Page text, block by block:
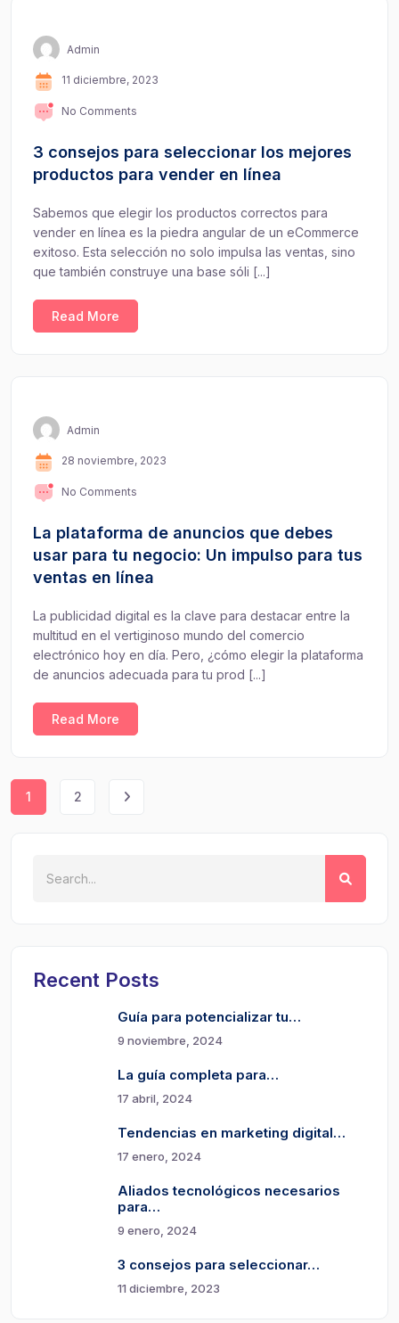
Admin
11 diciembre, 2023
No Comments
3 consejos para seleccionar los mejores
productos para vender en línea
Sabemos que elegir los productos correctos para
vender en línea es la piedra angular de un eCommerce
exitoso. Esta selección no solo impulsa las ventas, sino
que también construye una base sóli [...]
Read More
Admin
28 noviembre, 2023
No Comments
La plataforma de anuncios que debes
usar para tu negocio: Un impulso para tus
ventas en línea
La publicidad digital es la clave para destacar entre la
multitud en el vertiginoso mundo del comercio
electrónico hoy en día. Pero, ¿cómo elegir la plataforma
de anuncios adecuada para tu prod [...]
Read More
1 2
Recent Posts
Guía para potencializar tu…
9 noviembre, 2024
La guía completa para…
17 abril, 2024
Tendencias en marketing digital…
17 enero, 2024
Aliados tecnológicos necesarios
para…
9 enero, 2024
3 consejos para seleccionar…
11 diciembre, 2023